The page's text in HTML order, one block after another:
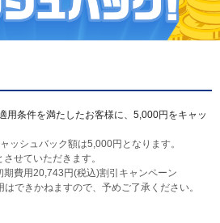
用条件を満たしたお客様に、5,000円をキャッ
ッシュバック額は5,000円となります。
せていただきます。
費用20,743円(税込)割引キャンペーン
できかねますので、予めご了承ください。